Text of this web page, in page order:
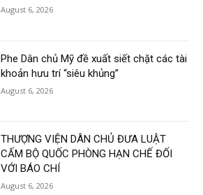
August 6, 2026
Phe Dân chủ Mỹ đề xuất siết chặt các tài
khoản hưu trí “siêu khủng”
August 6, 2026
THƯỢNG VIỆN DÂN CHỦ ĐƯA LUẬT
CẤM BỘ QUỐC PHÒNG HẠN CHẾ ĐỐI
VỚI BÁO CHÍ
August 6, 2026